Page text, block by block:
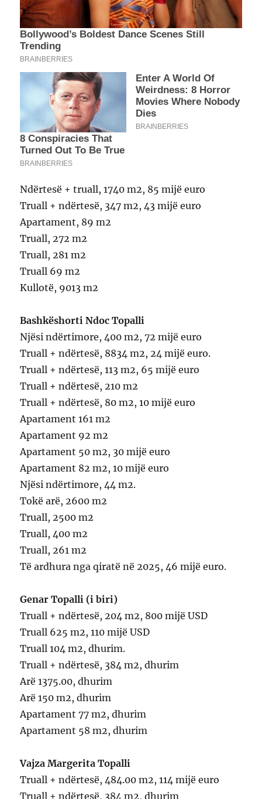
Ndërtesë + truall, 1740 m2, 85 mijë euro
Truall + ndërtesë, 347 m2, 43 mijë euro
Apartament, 89 m2
Truall, 272 m2
Truall, 281 m2
Truall 69 m2
Kullotë, 9013 m2
Bashkëshorti Ndoc Topalli
Njësi ndërtimore, 400 m2, 72 mijë euro
Truall + ndërtesë, 8834 m2, 24 mijë euro.
Truall + ndërtesë, 113 m2, 65 mijë euro
Truall + ndërtesë, 210 m2
Truall + ndërtesë, 80 m2, 10 mijë euro
Apartament 161 m2
Apartament 92 m2
Apartament 50 m2, 30 mijë euro
Apartament 82 m2, 10 mijë euro
Njësi ndërtimore, 44 m2.
Tokë arë, 2600 m2
Truall, 2500 m2
Truall, 400 m2
Truall, 261 m2
Të ardhura nga qiratë në 2025, 46 mijë euro.
Genar Topalli (i biri)
Truall + ndërtesë, 204 m2, 800 mijë USD
Truall 625 m2, 110 mijë USD
Truall 104 m2, dhurim.
Truall + ndërtesë, 384 m2, dhurim
Arë 1375.00, dhurim
Arë 150 m2, dhurim
Apartament 77 m2, dhurim
Apartament 58 m2, dhurim
Vajza Margerita Topalli
Truall + ndërtesë, 484.00 m2, 114 mijë euro
Truall + ndërtesë, 384 m2, dhurim